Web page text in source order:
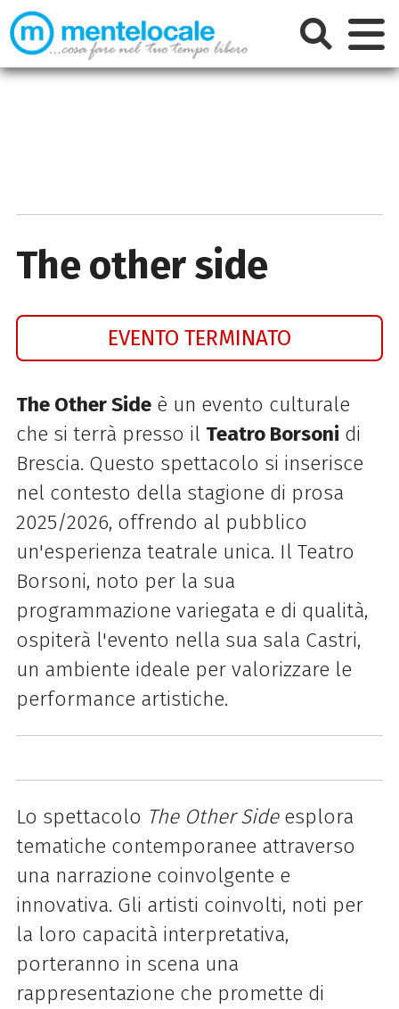
The other side
EVENTO TERMINATO
The Other Sideè un evento culturale
che si terrà presso il Teatro Borsoni di
Brescia. Questo spettacolo si inserisce
nel contesto della stagione di prosa
2025/2026, offrendo al pubblico
un'esperienza teatrale unica. Il Teatro
Borsoni, noto per la sua
programmazione variegata e di qualità,
ospiterà l'evento nella sua sala Castri,
un ambiente ideale per valorizzare le
performance artistiche.
Lo spettacolo The Other Sideesplora
tematiche contemporanee attraverso
una narrazione coinvolgente e
innovativa. Gli artisti coinvolti, noti per
la loro capacità interpretativa,
porteranno in scena una
rappresentazione che promette di